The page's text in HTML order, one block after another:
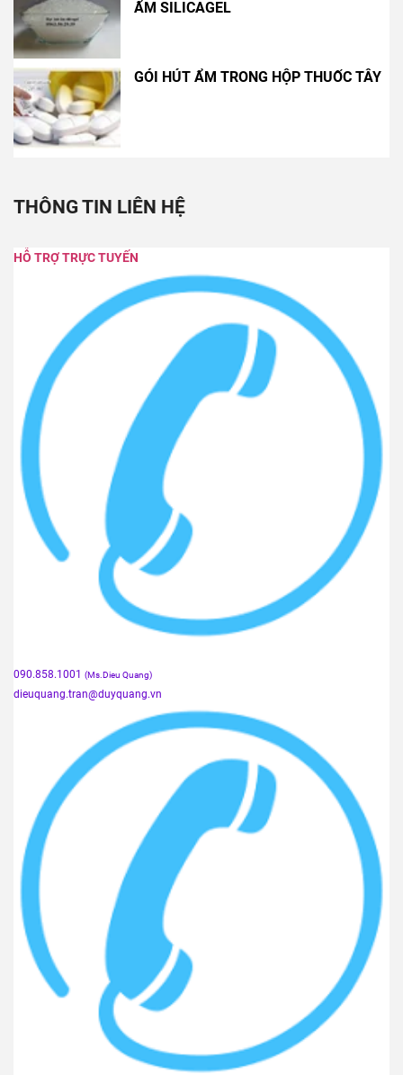
ẨM SILICAGEL
GÓI HÚT ẨM TRONG HỘP THUỐC TÂY
THÔNG TIN LIÊN HỆ
HỖ TRỢ TRỰC TUYẾN
090.858.1001 (Ms.Dieu Quang)
dieuquang.tran@duyquang.vn